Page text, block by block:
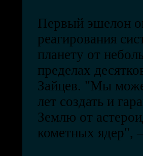
Первый эшелон
реагирования
планету от
пределах
Зайцев. "Мы
лет создать и
Землю от
кометных ядер",